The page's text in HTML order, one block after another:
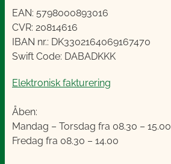
EAN: 5798000893016
CVR: 20814616
IBAN nr.: DK3302164069167470
Swift Code: DABADKKK
Elektronisk fakturering
Åben:
Mandag – Torsdag fra 08.30 – 15.00
Fredag fra 08.30 – 14.00